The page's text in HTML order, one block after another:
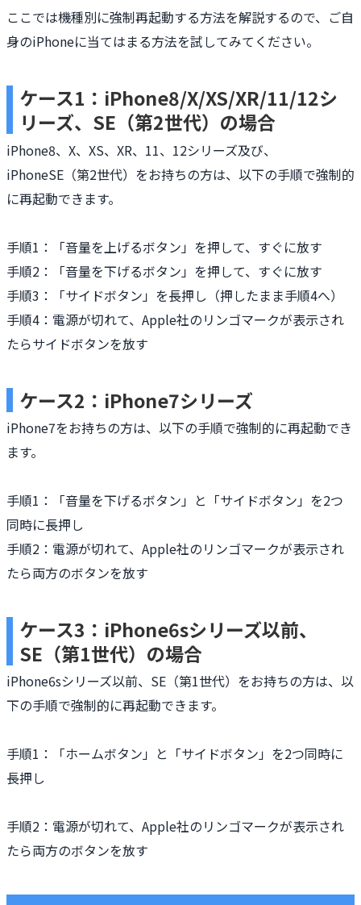
ここでは機種別に強制再起動する方法を解説するので、ご自
身のiPhoneに当てはまる方法を試してみてください。
ケース1：iPhone8/X/XS/XR/11/12シ
リーズ、SE（第2世代）の場合
iPhone8、X、XS、XR、11、12シリーズ及び、
iPhoneSE（第2世代）をお持ちの方は、以下の手順で強制的
に再起動できます。
手順1：「音量を上げるボタン」を押して、すぐに放す
手順2：「音量を下げるボタン」を押して、すぐに放す
手順3：「サイドボタン」を長押し（押したまま手順4へ）
手順4：電源が切れて、Apple社のリンゴマークが表示され
たらサイドボタンを放す
ケース2：iPhone7シリーズ
iPhone7をお持ちの方は、以下の手順で強制的に再起動でき
ます。
手順1：「音量を下げるボタン」と「サイドボタン」を2つ
同時に長押し
手順2：電源が切れて、Apple社のリンゴマークが表示され
たら両方のボタンを放す
ケース3：iPhone6sシリーズ以前、
SE（第1世代）の場合
iPhone6sシリーズ以前、SE（第1世代）をお持ちの方は、以
下の手順で強制的に再起動できます。
手順1：「ホームボタン」と「サイドボタン」を2つ同時に
長押し
手順2：電源が切れて、Apple社のリンゴマークが表示され
たら両方のボタンを放す